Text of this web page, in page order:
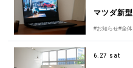
#お知らせ#全体
6.27 sat